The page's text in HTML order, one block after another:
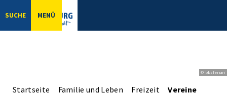
SUCHE MENÜ
© bbsferrari
Startseite Familie und Leben Freizeit Vereine